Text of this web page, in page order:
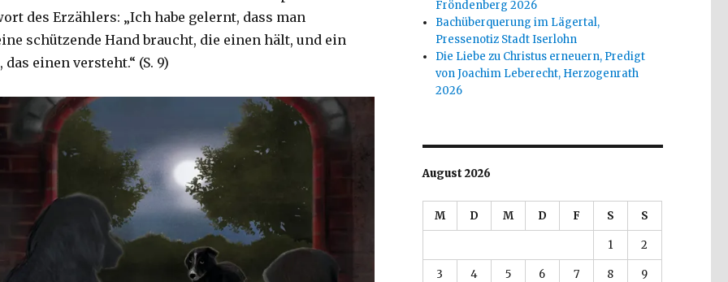
des Erzählers: „Ich habe gelernt, dass man
schützende Hand braucht, die einen hält, und ein
einen versteht.“ (S. 9)
Fröndenberg 2026
Bachüberquerung im Lägertal,
Pressenotiz Stadt Iserlohn
Die Liebe zu Christus erneuern, Predigt
von Joachim Leberecht, Herzogenrath
2026
August 2026
M D M D F S S
1 2
3 4 5 6 7 8 9